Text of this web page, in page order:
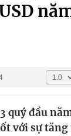
trí
quý đầu
với sự